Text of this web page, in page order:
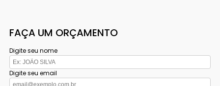
FAÇA UM ORÇAMENTO
Digite seu nome
Digite seu email